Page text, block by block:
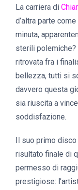
La carriera di
d’altra parte
minuta,
sterili polemiche?
ritrovata fra i
bellezza, tutti si
davvero questa
sia riuscita a
soddisfazione.
Il suo primo
risultato finale di
permesso di
prestigiose: